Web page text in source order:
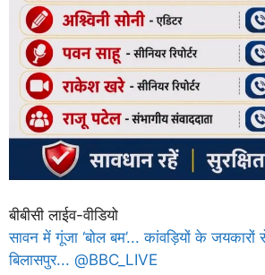
बीबीसी लाईव-वीडियो
सावन में गूंजा ‘बोल बम’... कांवड़ियों के
बिलासपुर... @BBC_LIVE